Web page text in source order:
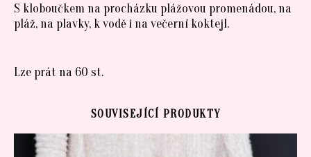
S kloboučkem na procházku plážovou promenádou, na
pláž, na plavky, k vodě i na večerní koktejl.
Lze prát na 60 st.
SOUVISEJÍCÍ PRODUKTY